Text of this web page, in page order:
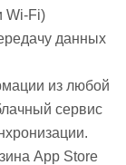
Wi-Fi)
данных
из любой
сервис
App Store